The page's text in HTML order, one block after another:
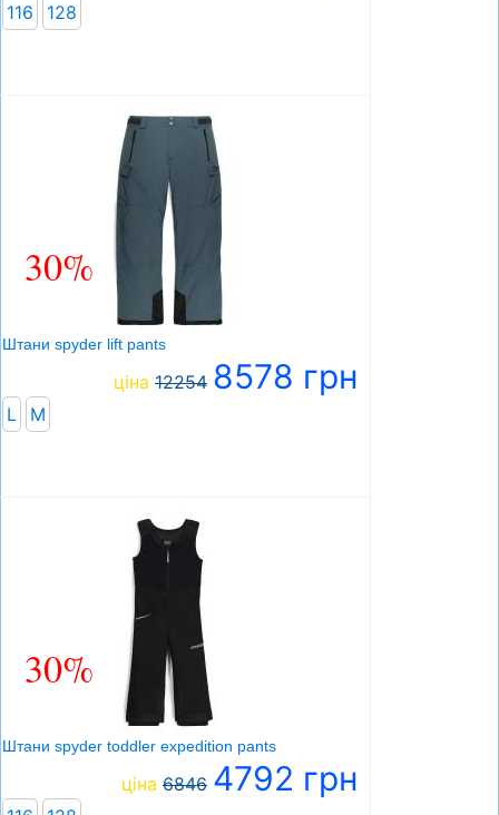
116 128
30%
Штани spyder lift pants
ціна 12254 8578 грн
L М
30%
Штани spyder toddler expedition pants
ціна 6846 4792 грн